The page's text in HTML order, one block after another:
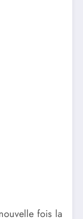
fois la